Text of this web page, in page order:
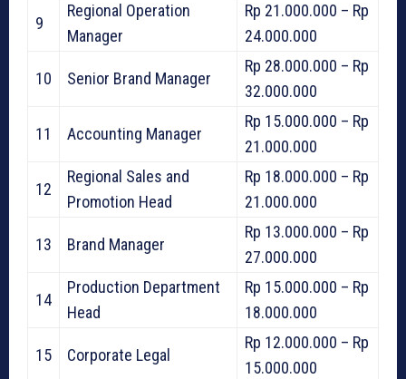
9
Regional Operation
Manager
Rp 21.000.000 – Rp
24.000.000
10 Senior Brand Manager
Rp 28.000.000 – Rp
32.000.000
11 Accounting Manager
Rp 15.000.000 – Rp
21.000.000
12
Regional Sales and
Promotion Head
Rp 18.000.000 – Rp
21.000.000
13 Brand Manager
Rp 13.000.000 – Rp
27.000.000
14
Production Department
Head
Rp 15.000.000 – Rp
18.000.000
15 Corporate Legal
Rp 12.000.000 – Rp
15.000.000